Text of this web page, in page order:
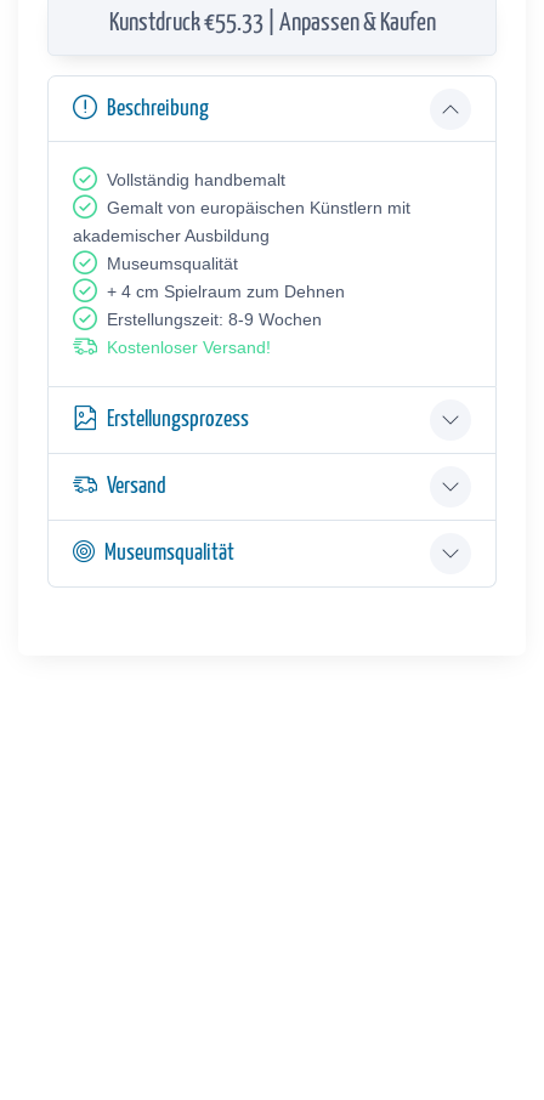
Kunstdruck €55.33 | Anpassen & Kaufen
Beschreibung
Vollständig handbemalt
Gemalt von europäischen Künstlern mit
akademischer Ausbildung
Museumsqualität
+ 4 cm Spielraum zum Dehnen
Erstellungszeit: 8-9 Wochen
Kostenloser Versand!
Erstellungsprozess
Versand
Museumsqualität